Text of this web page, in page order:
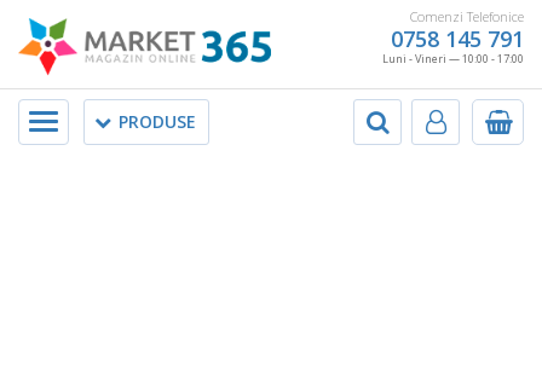
Comenzi Telefonice
0758 145 791
Luni - Vineri — 10:00 - 17:00
PRODUSE
Meniu